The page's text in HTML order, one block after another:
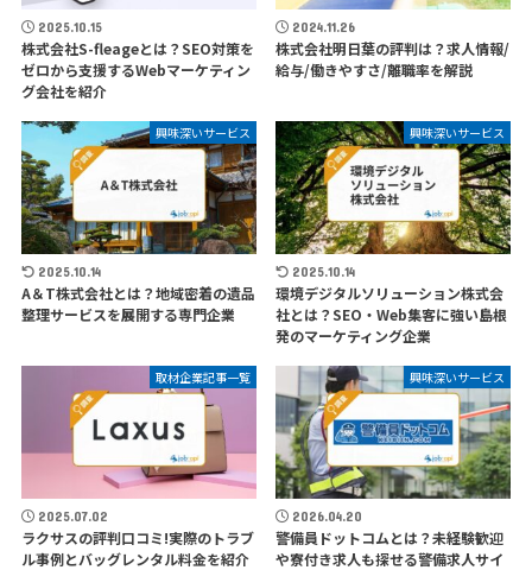
2025.10.15
株式会社S-fleageとは？SEO対策を
ゼロから支援するWebマーケティン
グ会社を紹介
2024.11.26
株式会社明日葉の評判は？求人情報/
給与/働きやすさ/離職率を解説
興味深いサービス
2025.10.14
A＆T株式会社とは？地域密着の遺品
整理サービスを展開する専門企業
興味深いサービス
2025.10.14
環境デジタルソリューション株式会
社とは？SEO・Web集客に強い島根
発のマーケティング企業
取材企業記事一覧
2025.07.02
ラクサスの評判口コミ!実際のトラブ
ル事例とバッグレンタル料金を紹介
興味深いサービス
2026.04.20
警備員ドットコムとは？未経験歓迎
や寮付き求人も探せる警備求人サイ